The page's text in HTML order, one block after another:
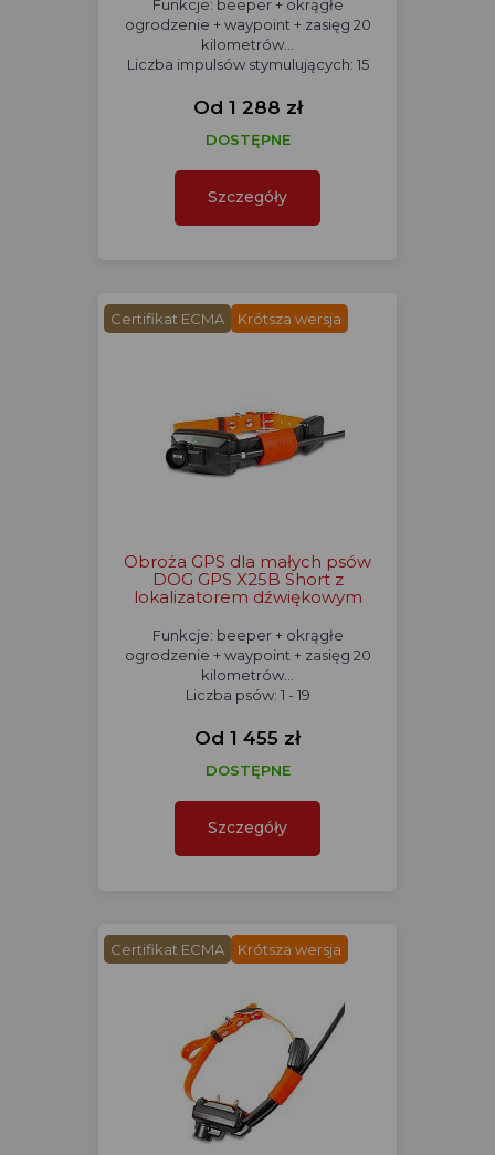
Funkcje: beeper + okrągłe
ogrodzenie + waypoint + zasięg 20
kilometrów...
Liczba impulsów stymulujących: 15
Od 1 288 zł
DOSTĘPNE
Szczegóły
Certifikat ECMA Krótsza wersja
Obroża GPS dla małych psów
DOG GPS X25B Short z
lokalizatorem dźwiękowym
Funkcje: beeper + okrągłe
ogrodzenie + waypoint + zasięg 20
kilometrów...
Liczba psów: 1 - 19
Od 1 455 zł
DOSTĘPNE
Szczegóły
Certifikat ECMA Krótsza wersja